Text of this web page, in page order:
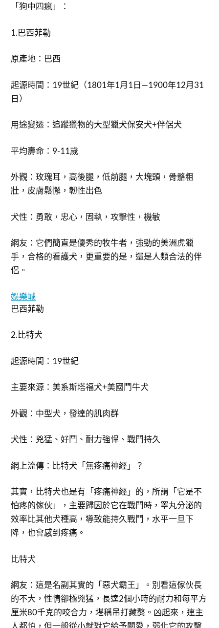
「狗中四瘋」：
1.巴西菲勒
原產地：巴西
起源時間：19世紀（1801年1月1日—1900年12月31
日）
用途變遷：追蹤獵物的大型獵犬保安犬+伴侶犬
平均壽命：9-11歲
外觀：玫瑰耳，高後腿，低前腿，大塊頭，骨骼粗
壯，皮膚鬆懈，韌性出色
犬性：勇敢，忠心，固執，攻擊性，機敏
網友：它們簡直是優秀的牧牛者，強勁的美洲虎獵
手，合格的看護犬，更重要的是，還是人類合法的伴
侶。
娛樂城
巴西菲勒
2.比特犬
起源時間：19世紀
主要來源：美系斯塔福犬+美國鬥牛犬
外觀：中型犬，發達的肌肉群
犬性：兇猛、好鬥、耐力強悍、戰鬥持久
網上流傳：比特犬「無疼痛神經」？
其實，比特犬也是有「疼痛神經」的，所謂「它是不
怕疼的傢伙」，主要歸因於它在戰鬥時，睪丸分泌的
效率比其他犬種高，導致能持久戰鬥，水平一旦下
降，也會感到疼痛。
比特犬
網友：這是名副其實的「惡犬霸王」。別看這傢伙長
的不大，性情卻極兇猛，長達2個小時的耐力和每平方
厘米80千克的咬合力，堪稱吊打藏獒。凶起來，連主
人都怕，但一般從小就對它給予關愛，弱化它的攻擊